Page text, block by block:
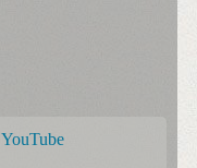
YouTube